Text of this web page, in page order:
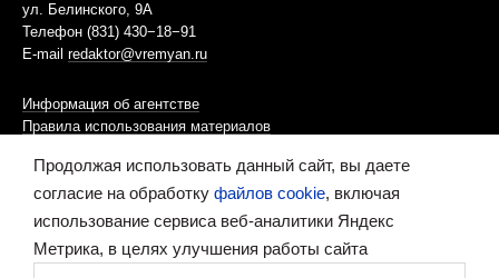
ул. Белинского, 9А
Телефон (831) 430−18−91
E-mail redaktor@vremyan.ru
Информация об агентстве
Правила использования материалов
Информационная политика использования «cookies»-файлов
Ресурс содержит материалы 16+
Продолжая использовать данный сайт, вы даете
согласие на обработку файлов cookie, включая
использование сервиса веб-аналитики Яндекс
Метрика, в целях улучшения работы сайта